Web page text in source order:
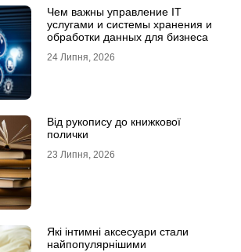
Чем важны управление IT
услугами и системы хранения и
обработки данных для бизнеса
24 Липня, 2026
Від рукопису до книжкової
полички
23 Липня, 2026
Які інтимні аксесуари стали
найпопулярнішими